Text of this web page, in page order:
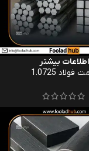
اطلاعات بیشتر
فولاد 1.0725